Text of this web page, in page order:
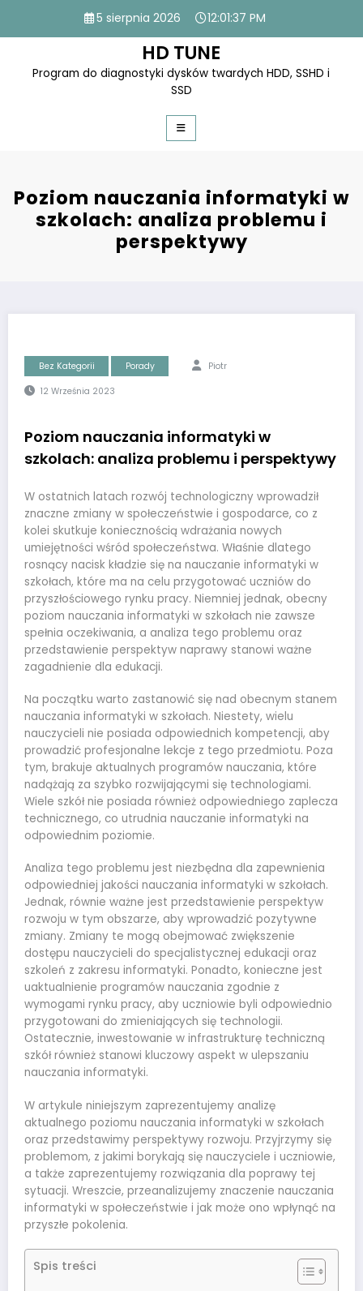
content
5 sierpnia 2026 12:01:38 PM
HD TUNE
Program do diagnostyki dysków twardych HDD, SSHD i
SSD
Poziom nauczania informatyki w
szkolach: analiza problemu i
perspektywy
Bez Kategorii Porady Piotr
12 Września 2023
Poziom nauczania informatyki w
szkolach: analiza problemu i perspektywy
W ostatnich latach rozwój technologiczny wprowadził
znaczne zmiany w społeczeństwie i gospodarce, co z
kolei skutkuje koniecznością wdrażania nowych
umiejętności wśród społeczeństwa. Właśnie dlatego
rosnący nacisk kładzie się na nauczanie informatyki w
szkołach, które ma na celu przygotować uczniów do
przyszłościowego rynku pracy. Niemniej jednak, obecny
poziom nauczania informatyki w szkołach nie zawsze
spełnia oczekiwania, a analiza tego problemu oraz
przedstawienie perspektyw naprawy stanowi ważne
zagadnienie dla edukacji.
Na początku warto zastanowić się nad obecnym stanem
nauczania informatyki w szkołach. Niestety, wielu
nauczycieli nie posiada odpowiednich kompetencji, aby
prowadzić profesjonalne lekcje z tego przedmiotu. Poza
tym, brakuje aktualnych programów nauczania, które
nadążają za szybko rozwijającymi się technologiami.
Wiele szkół nie posiada również odpowiedniego zaplecza
technicznego, co utrudnia nauczanie informatyki na
odpowiednim poziomie.
Analiza tego problemu jest niezbędna dla zapewnienia
odpowiedniej jakości nauczania informatyki w szkołach.
Jednak, równie ważne jest przedstawienie perspektyw
rozwoju w tym obszarze, aby wprowadzić pozytywne
zmiany. Zmiany te mogą obejmować zwiększenie
dostępu nauczycieli do specjalistycznej edukacji oraz
szkoleń z zakresu informatyki. Ponadto, konieczne jest
uaktualnienie programów nauczania zgodnie z
wymogami rynku pracy, aby uczniowie byli odpowiednio
przygotowani do zmieniających się technologii.
Ostatecznie, inwestowanie w infrastrukturę techniczną
szkół również stanowi kluczowy aspekt w ulepszaniu
nauczania informatyki.
W artykule niniejszym zaprezentujemy analizę
aktualnego poziomu nauczania informatyki w szkołach
oraz przedstawimy perspektywy rozwoju. Przyjrzymy się
problemom, z jakimi borykają się nauczyciele i uczniowie,
a także zaprezentujemy rozwiązania dla poprawy tej
sytuacji. Wreszcie, przeanalizujemy znaczenie nauczania
informatyki w społeczeństwie i jak może ono wpłynąć na
przyszłe pokolenia.
Spis treści